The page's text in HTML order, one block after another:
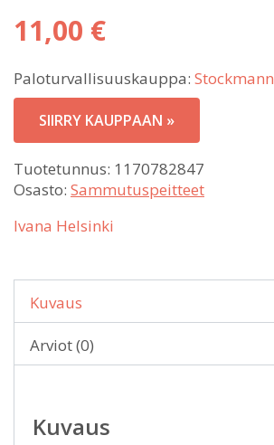
Alkuperäinen
hinta
29,90 €.
11,00 €
hinta
on:
11,00 €.
Paloturvallisuuskauppa: Stockmann
SIIRRY KAUPPAAN »
Tuotetunnus: 1170782847
Osasto: Sammutuspeitteet
Ivana Helsinki
Kuvaus
Arviot (0)
Kuvaus